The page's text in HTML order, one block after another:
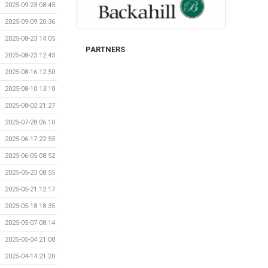
2025-09-23 08:45
2025-09-09 20:36
2025-08-23 14:05
2025-08-23 12:43
2025-08-16 12:50
2025-08-10 13:10
2025-08-02 21:27
2025-07-28 06:10
2025-06-17 22:55
2025-06-05 08:52
2025-05-23 08:55
2025-05-21 12:17
2025-05-18 18:35
2025-05-07 08:14
2025-05-04 21:08
2025-04-14 21:20
PARTNERS